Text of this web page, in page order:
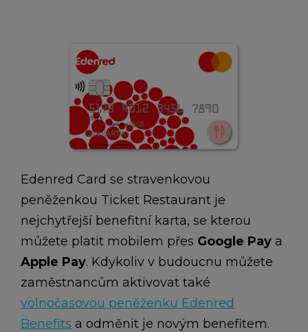
Edenred Card se stravenkovou
peněženkou Ticket Restaurant je
nejchytřejší benefitní karta, se kterou
můžete platit mobilem přes Google Pay a
Apple Pay. Kdykoliv v budoucnu můžete
zaměstnancům aktivovat také
volnočasovou peněženku Edenred
Benefits a odměnit je novým benefitem.